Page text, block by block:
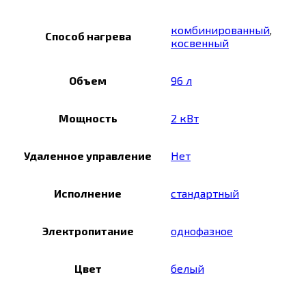
Способ нагрева комбинированный,
косвенный
Объем 96 л
Мощность 2 кВт
Удаленное управление Нет
Исполнение стандартный
Электропитание однофазное
Цвет белый